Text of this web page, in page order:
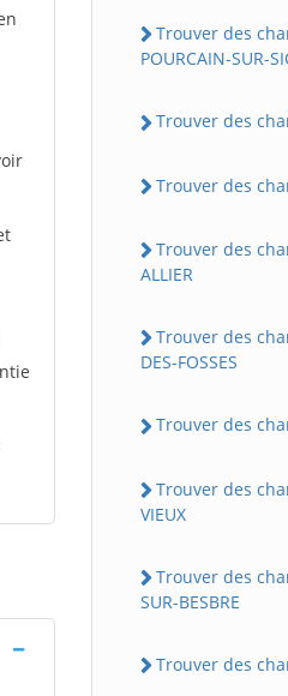
Trouver des
POURCAIN-SUR-
Trouver des
Trouver des
Trouver des
ALLIER
Trouver des
DES-FOSSES
Trouver des
Trouver des
VIEUX
Trouver des
SUR-BESBRE
Trouver des